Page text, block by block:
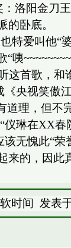
洛阳金刀
派的卧底
特爱叫他“
这首歌，和
央视笑傲
道理，但不
琳在XX春
应该无愧
来的，因此
时间 发表